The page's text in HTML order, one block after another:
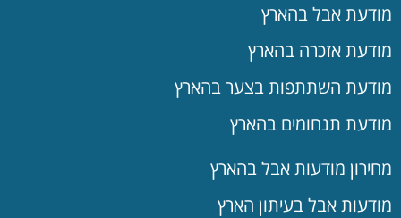
מודעת אבל בהארץ
מודעת אזכרה בהארץ
מודעת השתתפות בצער בהארץ
מודעת תנחומים בהארץ
מחירון מודעות אבל בהארץ
מודעות אבל בעיתון הארץ